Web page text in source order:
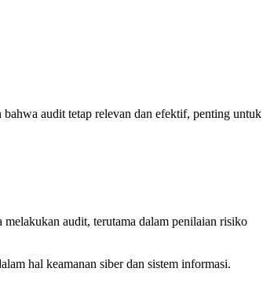
audit tetap relevan dan efektif, penting untuk
melakukan audit, terutama dalam penilaian risiko
hal keamanan siber dan sistem informasi.